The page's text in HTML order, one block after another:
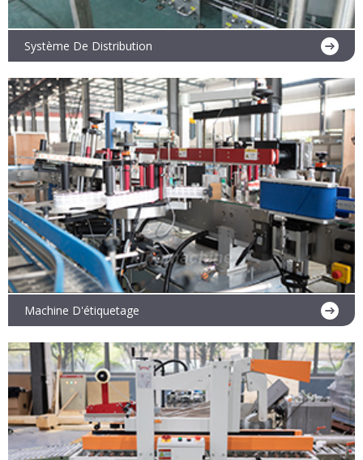
En savoir plus
Système De Distribution
En savoir plus
Machine D'étiquetage